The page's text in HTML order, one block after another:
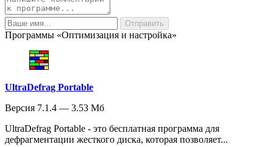
Программы «Оптимизация и настройка»
UltraDefrag Portable
Версия 7.1.4 — 3.53 Мб
UltraDefrag Portable - это бесплатная программа для
дефрагментации жесткого диска, которая позволяет...